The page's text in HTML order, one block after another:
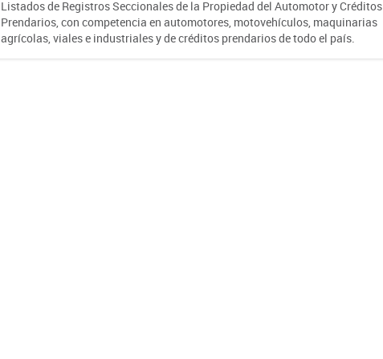
Listados de Registros Seccionales de la Propiedad del Automotor y Créditos
Prendarios, con competencia en automotores, motovehículos, maquinarias
agrícolas, viales e industriales y de créditos prendarios de todo el país.